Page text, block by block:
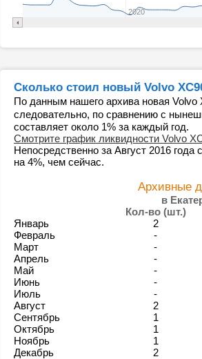
2020
Сколько стоил новый Volvo
По данным нашего архива новая Volvo
следовательно, по сравнению с
составляет около 1% за каждый год.
Смотрите график ликвидности Volvo
Непосредственно за Август 2016
на 4%, чем сейчас.
Архивные
в
Кол-во (шт.)
Январь
2
Февраль
-
Март
-
Апрель
-
Май
-
Июнь
-
Июль
-
Август
2
Сентябрь
1
Октябрь
1
Ноябрь
1
Декабрь
2